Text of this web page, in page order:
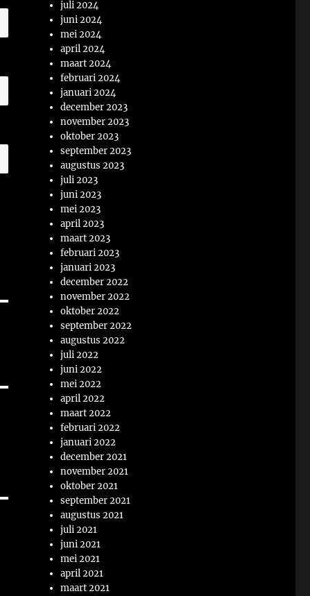
juli 2024
juni 2024
mei 2024
april 2024
maart 2024
februari 2024
januari 2024
december 2023
november 2023
oktober 2023
september 2023
augustus 2023
juli 2023
juni 2023
mei 2023
april 2023
maart 2023
februari 2023
januari 2023
december 2022
november 2022
oktober 2022
september 2022
augustus 2022
juli 2022
juni 2022
mei 2022
april 2022
maart 2022
februari 2022
januari 2022
december 2021
november 2021
oktober 2021
september 2021
augustus 2021
juli 2021
juni 2021
mei 2021
april 2021
maart 2021